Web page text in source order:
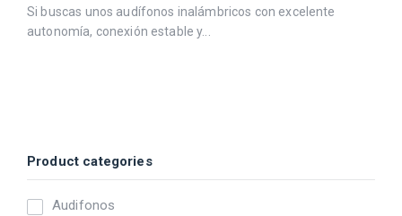
Product categories
Audifonos
Si buscas unos audífonos inalámbricos con excelente
autonomía, conexión estable y...